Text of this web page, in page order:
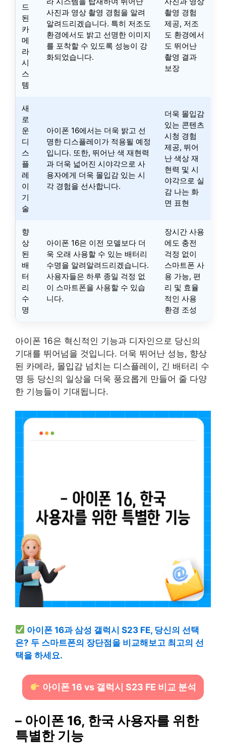
드
된
카
메
라
시
스
템
사진과 영상 촬영 경험을 알려
알려드리겠습니다. 특히 저조도
환경에서도 밝고 선명한 이미지
를 포착할 수 있도록 성능이 강
화되었습니다.
촬영 경험
제공, 저조
도 환경에서
도 뛰어난
촬영 결과
보장
새
로
운
디
스
플
레
이
기
술
아이폰 16에서는 더욱 밝고 선
명한 디스플레이가 적용될 예정
입니다. 또한, 뛰어난 색 재현력
과 더욱 넓어진 시야각으로 사
용자에게 더욱 몰입감 있는 시
각 경험을 선사합니다.
더욱 몰입감
있는 콘텐츠
시청 경험
제공, 뛰어
난 색상 재
현력 및 시
야각으로 실
감 나는 화
면 표현
향
상
된
배
터
리
수
명
아이폰 16은 이전 모델보다 더
욱 오래 사용할 수 있는 배터리
수명을 알려알려드리겠습니다.
사용자들은 하루 종일 걱정 없
이 스마트폰을 사용할 수 있습
니다.
장시간 사용
에도 충전
걱정 없이
스마트폰 사
용 가능, 편
리 및 효율
적인 사용
환경 조성
아이폰 16은 혁신적인 기능과 디자인으로 당신의
기대를 뛰어넘을 것입니다. 더욱 뛰어난 성능, 향상
된 카메라, 몰입감 넘치는 디스플레이, 긴 배터리 수
명 등 당신의 일상을 더욱 풍요롭게 만들어 줄 다양
한 기능들이 기대됩니다.
아이폰 16과 삼성 갤럭시 S23 FE, 당신의 선택
은? 두 스마트폰의 장단점을 비교해보고 최고의 선
택을 하세요.
아이폰 16 vs 갤럭시 S23 FE 비교 분석
– 아이폰 16, 한국 사용자를 위한
특별한 기능